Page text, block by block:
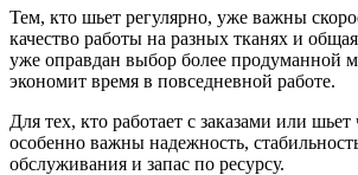
Тем, кто шьет регулярно, уже важны
качество работы на разных тканях и
уже оправдан выбор более продуманной
экономит время в повседневной работе.
Для тех, кто работает с заказами или
особенно важны надежность,
обслуживания и запас по ресурсу.